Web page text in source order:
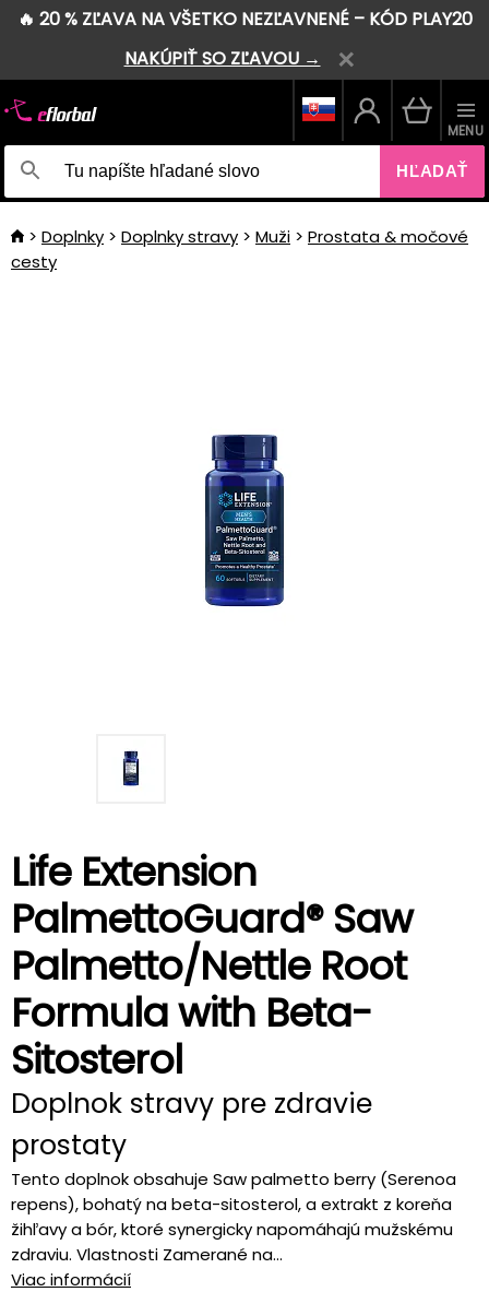
🔥 20 % ZĽAVA NA VŠETKO NEZĽAVNENÉ – KÓD PLAY20
NAKÚPIŤ SO ZĽAVOU →
HĽADAŤ
MENU
Doplnky Doplnky stravy Muži
Prostata & močové
cesty
Life Extension
PalmettoGuard® Saw
Palmetto/Nettle Root
Formula with Beta-
Sitosterol
Doplnok stravy pre zdravie
prostaty
Tento doplnok obsahuje Saw palmetto berry (Serenoa
repens), bohatý na beta-sitosterol, a extrakt z koreňa
žihľavy a bór, ktoré synergicky napomáhajú mužskému
zdraviu. Vlastnosti Zamerané na...
Viac informácií